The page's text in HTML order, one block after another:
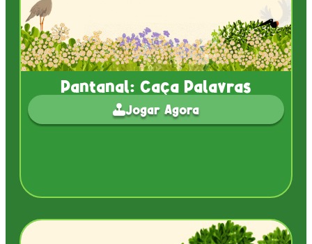
Pantanal: Caça Palavras
Jogar Agora